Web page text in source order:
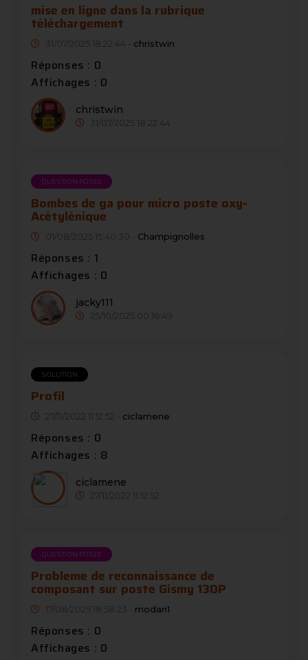
mise en ligne dans la rubrique
téléchargement
31/07/2025 18:22:44 - christwin
Réponses : 0
Affichages : 0
christwin
31/07/2025 18:22:44
QUESTION POSÉE
Bombes de ga pour micro poste oxy-
Acétylénique
01/08/2025 15:40:30 - Champignolles
Réponses : 1
Affichages : 0
jacky111
25/10/2025 00:16:49
SOLUTION
Profil
27/11/2022 11:12:52 - ciclamene
Réponses : 0
Affichages : 8
ciclamene
27/11/2022 11:12:52
QUESTION POSÉE
Probleme de reconnaissance de
composant sur poste Gismy 130P
17/08/2025 18:58:23 - modan1
Réponses : 0
Affichages : 0